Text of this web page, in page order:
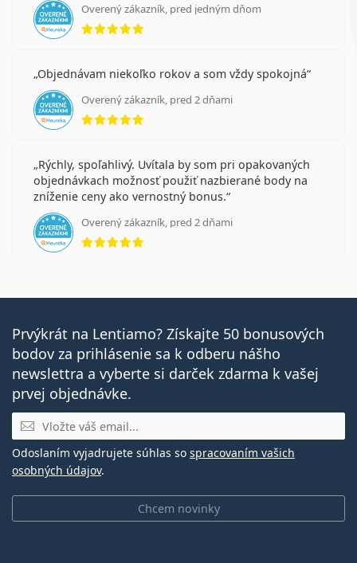
Overený zákazník, pred jedným dňom
hodnotenie 5 z 5
Objednávam niekoľko rokov a som vždy spokojná
Overený zákazník, pred 2 dňami
hodnotenie 5 z 5
Rýchly, spoľahlivý. Uvítala by som pri opakovaných
objednávkach možnosť použiť nazbierané body na
zníženie ceny ako vernostný bonus.
Overený zákazník, pred 2 dňami
hodnotenie 5 z 5
Prvýkrát na Lentiamo? Získajte 50 bonusových
bodov za prihlásenie sa k odberu nášho
newslettra a vyberte si darček zdarma k vašej
prvej objednávke.
E-mail
Chcem novinky
Odoslaním vyjadrujete súhlas so spracovaním vašich
osobných údajov.